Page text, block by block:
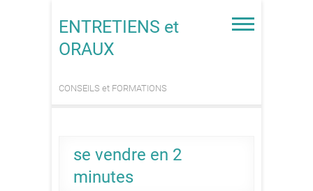
ENTRETIENS et
ORAUX
CONSEILS et FORMATIONS
se vendre en 2
minutes